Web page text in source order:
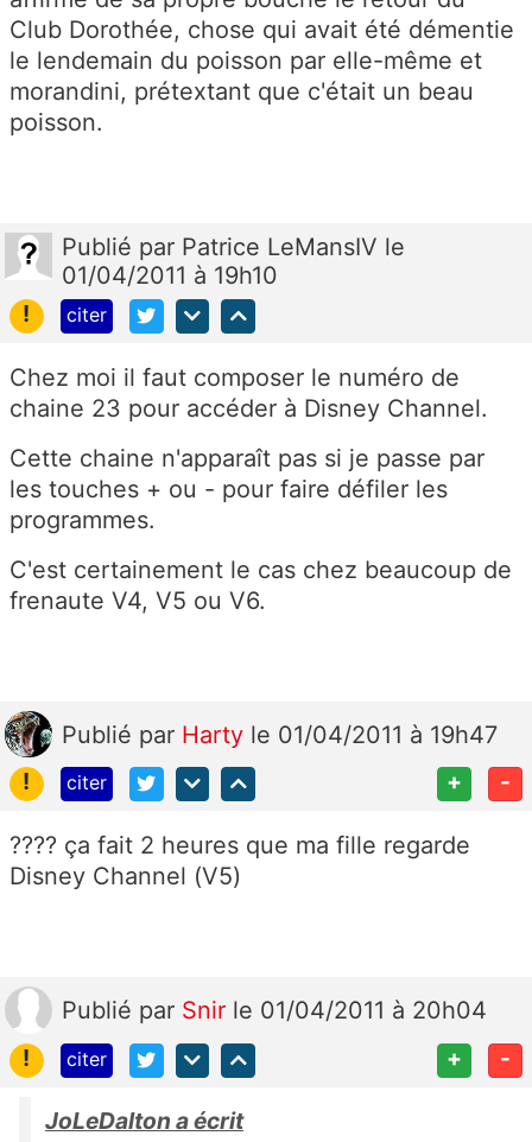
Club Dorothée, chose qui avait été démentie
le lendemain du poisson par elle-même et
morandini, prétextant que c'était un beau
poisson.
Publié par Patrice LeMansIV le
01/04/2011 à 19h10
!
citer
Chez moi il faut composer le numéro de
chaine 23 pour accéder à Disney Channel.
Cette chaine n'apparaît pas si je passe par
les touches + ou - pour faire défiler les
programmes.
C'est certainement le cas chez beaucoup de
frenaute V4, V5 ou V6.
Publié par Harty le 01/04/2011 à 19h47
!
citer + -
???? ça fait 2 heures que ma fille regarde
Disney Channel (V5)
Publié par Snir le 01/04/2011 à 20h04
!
citer + -
JoLeDalton a écrit